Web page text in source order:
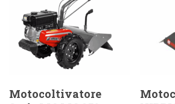
Motocoltivatore